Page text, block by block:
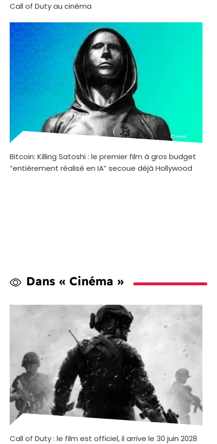
Call of Duty au cinéma
Bitcoin: Killing Satoshi : le premier film à gros budget
“entièrement réalisé en IA” secoue déjà Hollywood
Dans « Cinéma »
Call of Duty : le film est officiel, il arrive le 30 juin 2028